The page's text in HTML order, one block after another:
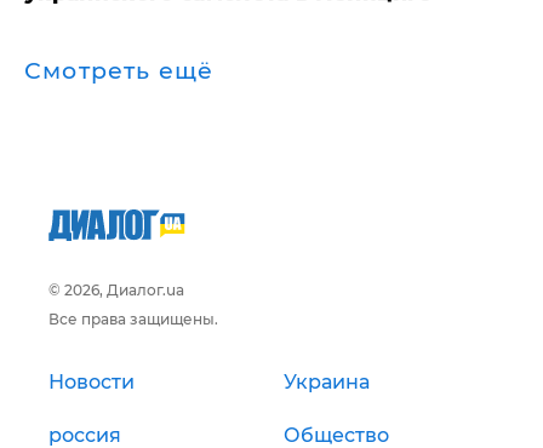
Смотреть ещё
© 2026, Диалог.ua
Все права защищены.
Новости Украина
россия Общество